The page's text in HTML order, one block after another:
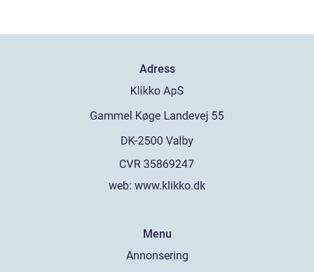
Adress
web: www.klikko.dk
Menu
Annonsering